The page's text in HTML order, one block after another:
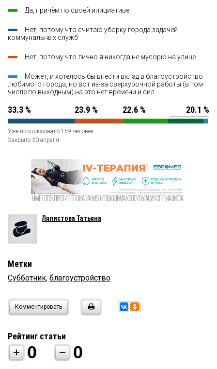
Да, причём по своей инициативе
Нет, потому что считаю уборку города задачей
коммунальных служб
Нет, потому что лично я никогда не мусорю на улице
Может, и хотелось бы внести вклад в благоустройство
любимого города, но вот из-за сверхурочной работы (в том
числе по выходным) на это нет времени и сил
33.3 % 23.9 % 22.6 % 20.1 %
Уже проголосовало 159 человек
Закрыто 30 апреля.
Ляпистова Татьяна
Метки
Субботник, благоустройство
Комментировать
Рейтинг статьи
0 0